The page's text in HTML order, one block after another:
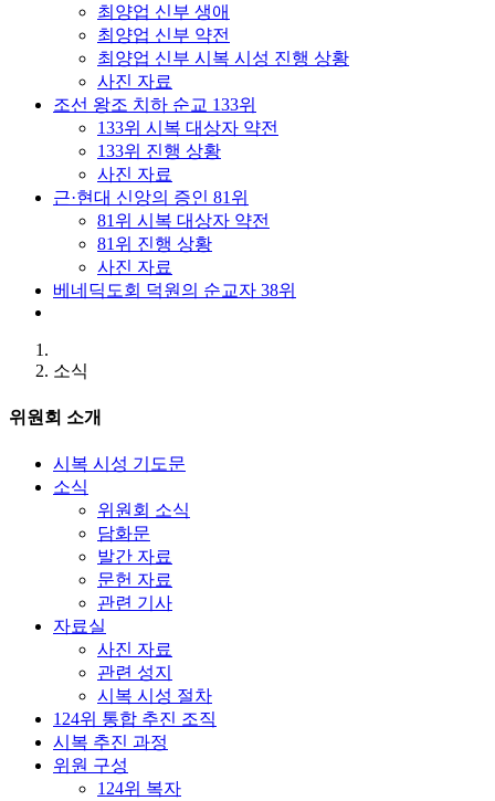
최양업 신부 생애
최양업 신부 약전
최양업 신부 시복 시성 진행 상황
사진 자료
조선 왕조 치하 순교 133위
133위 시복 대상자 약전
133위 진행 상황
사진 자료
근·현대 신앙의 증인 81위
81위 시복 대상자 약전
81위 진행 상황
사진 자료
베네딕도회 덕원의 순교자 38위
소식
위원회 소개
시복 시성 기도문
소식
위원회 소식
담화문
발간 자료
문헌 자료
관련 기사
자료실
사진 자료
관련 성지
시복 시성 절차
124위 통합 추진 조직
시복 추진 과정
위원 구성
124위 복자